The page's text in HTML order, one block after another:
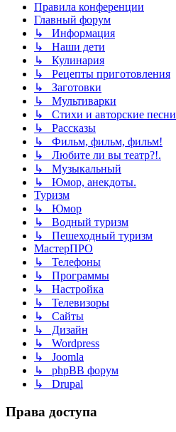
Правила конференции
Главный форум
↳ Информация
↳ Наши дети
↳ Кулинария
↳ Рецепты приготовления
↳ Заготовки
↳ Мультиварки
↳ Стихи и авторские песни
↳ Рассказы
↳ Фильм, фильм, фильм!
↳ Любите ли вы театр?!.
↳ Музыкальный
↳ Юмор, анекдоты.
Туризм
↳ Юмор
↳ Водный туризм
↳ Пешеходный туризм
МастерПРО
↳ Телефоны
↳ Программы
↳ Настройка
↳ Телевизоры
↳ Сайты
↳ Дизайн
↳ Wordpress
↳ Joomla
↳ phpBB форум
↳ Drupal
Права доступа